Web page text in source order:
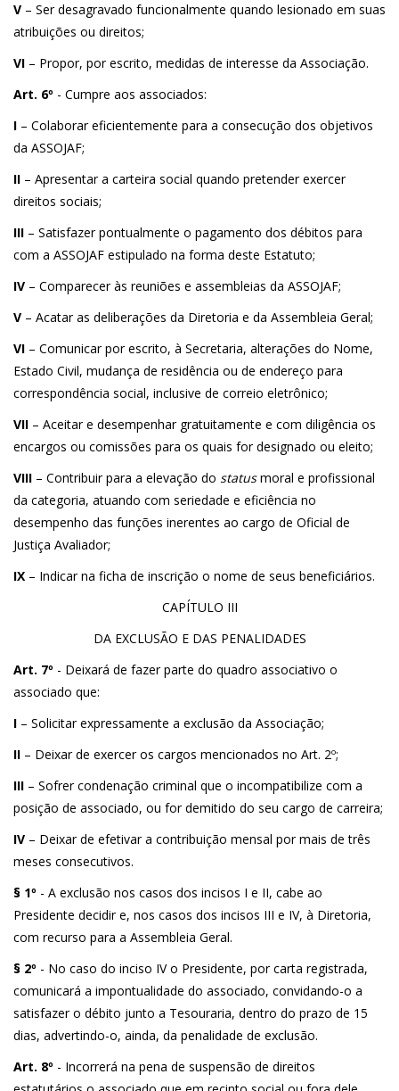
V – Ser desagravado funcionalmente quando lesionado em suas
atribuições ou direitos;
VI – Propor, por escrito, medidas de interesse da Associação.
Art. 6º - Cumpre aos associados:
I – Colaborar eficientemente para a consecução dos objetivos
da ASSOJAF;
II – Apresentar a carteira social quando pretender exercer
direitos sociais;
III – Satisfazer pontualmente o pagamento dos débitos para
com a ASSOJAF estipulado na forma deste Estatuto;
IV – Comparecer às reuniões e assembleias da ASSOJAF;
V – Acatar as deliberações da Diretoria e da Assembleia Geral;
VI – Comunicar por escrito, à Secretaria, alterações do Nome,
Estado Civil, mudança de residência ou de endereço para
correspondência social, inclusive de correio eletrônico;
VII – Aceitar e desempenhar gratuitamente e com diligência os
encargos ou comissões para os quais for designado ou eleito;
VIII – Contribuir para a elevação do statusmoral e profissional
da categoria, atuando com seriedade e eficiência no
desempenho das funções inerentes ao cargo de Oficial de
Justiça Avaliador;
IX – Indicar na ficha de inscrição o nome de seus beneficiários.
CAPÍTULO III
DA EXCLUSÃO E DAS PENALIDADES
Art. 7º - Deixará de fazer parte do quadro associativo o
associado que:
I – Solicitar expressamente a exclusão da Associação;
II – Deixar de exercer os cargos mencionados no Art. 2º;
III – Sofrer condenação criminal que o incompatibilize com a
posição de associado, ou for demitido do seu cargo de carreira;
IV – Deixar de efetivar a contribuição mensal por mais de três
meses consecutivos.
§ 1º - A exclusão nos casos dos incisos I e II, cabe ao
Presidente decidir e, nos casos dos incisos III e IV, à Diretoria,
com recurso para a Assembleia Geral.
§ 2º - No caso do inciso IV o Presidente, por carta registrada,
comunicará a impontualidade do associado, convidando-o a
satisfazer o débito junto a Tesouraria, dentro do prazo de 15
dias, advertindo-o, ainda, da penalidade de exclusão.
Art. 8º - Incorrerá na pena de suspensão de direitos